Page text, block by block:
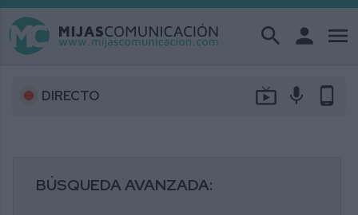
search person menu
DIRECTO live_tv mic phone_android
BÚSQUEDA AVANZADA: